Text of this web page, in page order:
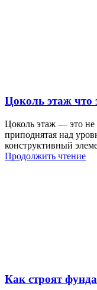
Цоколь этаж что
Цоколь этаж — это не
приподнятая над
конструктивный
Продолжить чтение
Как строят